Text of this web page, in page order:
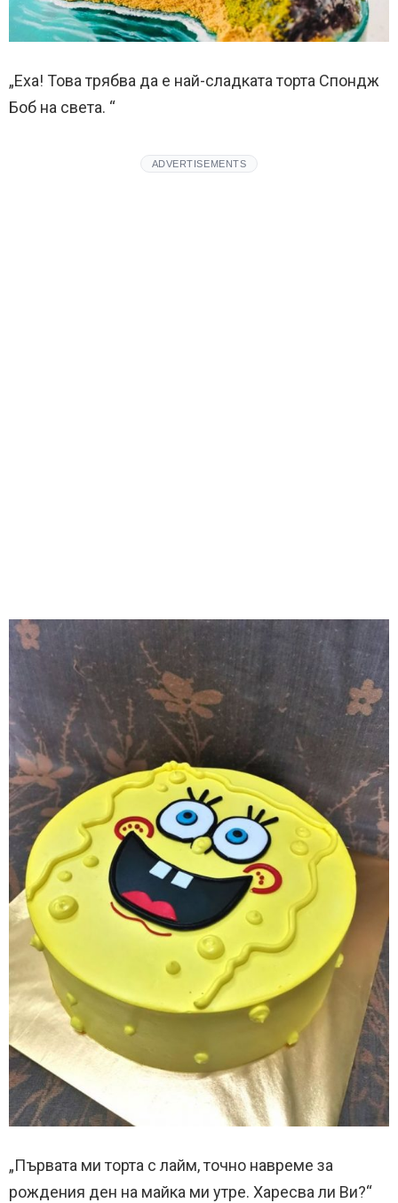
„Еха! Това трябва да е най-сладката торта Спондж
Боб на света. “
ADVERTISEMENTS
„Първата ми торта с лайм, точно навреме за
рождения ден на майка ми утре. Харесва ли Ви?“